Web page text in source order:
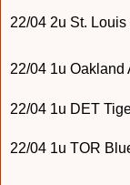
22/04 2u St.
22/04 1u Oakland
22/04 1u DET
22/04 1u TOR B